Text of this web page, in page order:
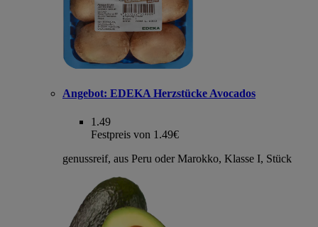
Angebot: EDEKA Herzstücke Avocados
1.49
Festpreis von 1.49€
genussreif, aus Peru oder Marokko, Klasse I, Stück